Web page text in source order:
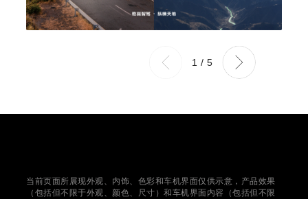
1 /5
当前页面所展现外观、内饰、色彩和车机界面仅供示意，产品效果
（包括但不限于外观、颜色、尺寸）和车机界面内容（包括但不限